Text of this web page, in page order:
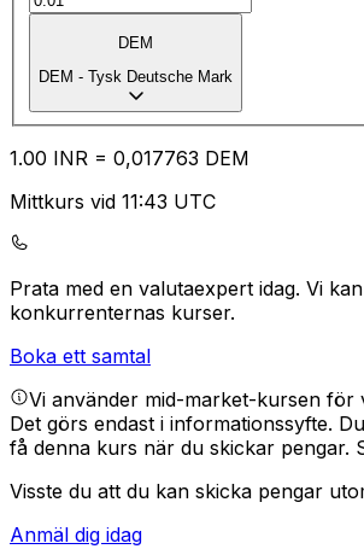
DEM
DEM - Tysk Deutsche Mark
1.00 INR = 0,017763 DEM
Mittkurs vid 11:43 UTC
Prata med en valutaexpert idag. Vi
konkurrenternas kurser.
Boka ett samtal
Vi använder mid-market-kursen för
Det görs endast i informationssyfte.
få denna kurs när du skickar pengar.
Visste du att du kan skicka pengar
Anmäl dig idag